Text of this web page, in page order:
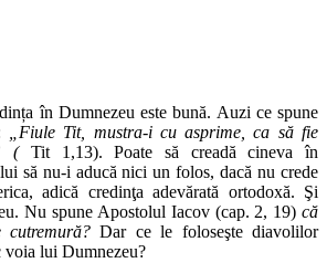
în Dumnezeu este bună. Auzi ce spune
„Fiule Tit, mustra-i cu asprime, ca să fie
(Tit 1,13). Poate să creadă cineva în
să nu-i aducă nici un folos, dacă nu crede
adică credinţa adevărată ortodoxă. Şi
Nu spune Apostolul Iacov (cap. 2, 19) că
Dar ce le foloseşte diavolilor
voia lui Dumnezeu?